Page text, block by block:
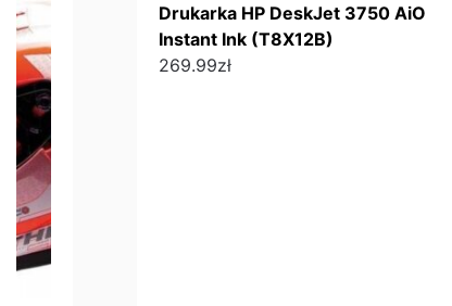
Drukarka HP DeskJet 3750 AiO
Instant Ink (T8X12B)
269.99zł